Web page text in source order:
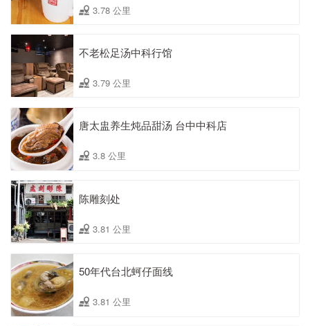
3.78 公里
不老松足汤中科行馆
3.79 公里
唐太盅养生炖品甜汤 台中中科店
3.8 公里
陈雕刻处
3.81 公里
50年代台北蚵仔面线
3.81 公里